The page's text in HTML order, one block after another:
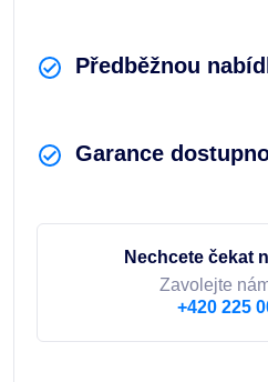
Předběžnou
Garance
Nechcete čekat
Zavolejte
+420 225